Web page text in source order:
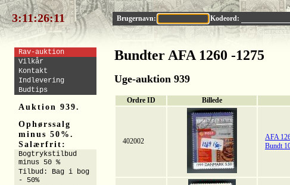
3:11:26:10 Brugernavn: Kodeord:
Bundter AFA 1260 -1275
Uge-auktion 939
Ordre ID Billede
402002
AFA
Bundt
Rav-auktion
Vilkår
Kontakt
Indlevering
Budtips
Auktion 939.
Ophørssalg
minus 50%.
Salærfrit:
Bogtrykstilbud
minus 50 %
Tilbud: Bag i bog
- 50%